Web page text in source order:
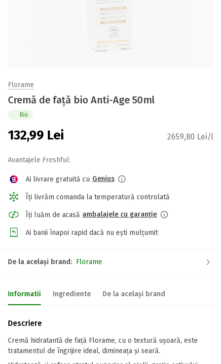
Florame
Cremă de față bio Anti-Age 50ml
Bio
132,99 Lei 2659,80 Lei/l
Avantajele Freshful:
Ai livrare gratuită cu Genius
Îți livrăm comanda la temperatură controlată
Îți luăm de acasă ambalajele cu garanție
Ai banii înapoi rapid dacă nu ești mulțumit
De la același brand: Florame
Informatii Ingrediente De la același brand
Descriere
Cremă hidratantă de față Florame, cu o textură ușoară, este
tratamentul de îngrijire ideal, dimineața și seară.